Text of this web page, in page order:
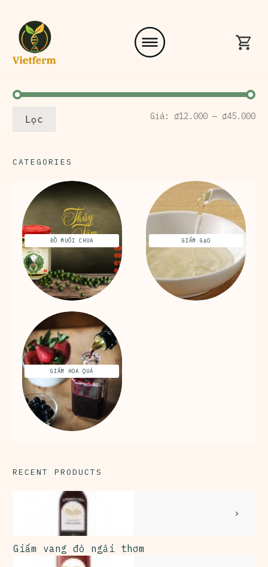
Lọc Giá: ₫12.000 — ₫45.000
CATEGORIES
ĐỒ MUỐI CHUA GIẤM GẠO
GIẤM HOA QUẢ
RECENT PRODUCTS
Giấm vang đỏ ngải thơm